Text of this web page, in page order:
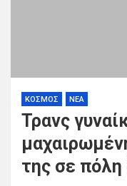
ΚΟΣΜΟΣ ΝΕΑ
Τρανς
της σε πόλη